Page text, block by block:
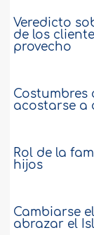
Veredicto
de los
provecho
Costumbres
acostarse a
Rol de la
hijos
Cambiarse
abrazar el